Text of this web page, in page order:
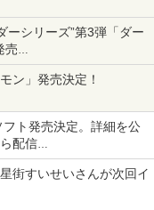
が実施
ーシリーズ”第3弾「ダー
売
た超大型チーズバーガー
ン」発売決定！
フト発売決定。詳細を公
配信
街すいせいさんが次回イ